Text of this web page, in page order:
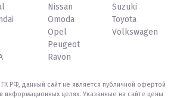
Nissan
Omoda
Opel
Peugeot
Ravon
Suzuki
Toyota
Volkswagen
ГК РФ, данный сайт не является публичной офертой
информационных целях. Указанные на сайте цены